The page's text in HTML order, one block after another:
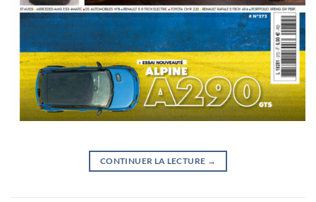
CONTINUER LA LECTURE →